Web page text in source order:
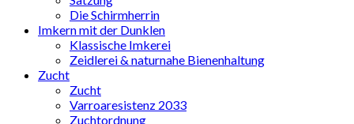
Die Schirmherrin
Imkern mit der Dunklen
Klassische Imkerei
Zeidlerei & naturnahe Bienenhaltung
Zucht
Zucht
Varroaresistenz 2033
Zuchtordnung